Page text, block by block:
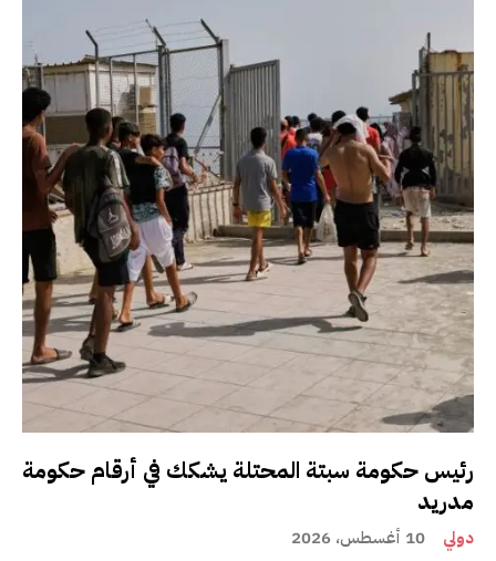
رئيس حكومة سبتة المحتلة يشكك في أرقام حكومة
مدريد
دولي 10 أغسطس، 2026